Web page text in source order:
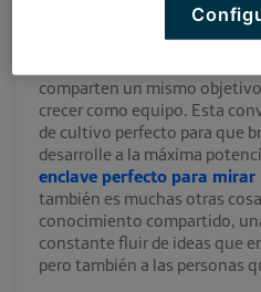
Acelerar un proyecto en un
comparten un mismo
crecer como equipo. Esta
de cultivo perfecto para que
desarrolle a la máxima
enclave perfecto para
también es muchas otras
conocimiento compartido,
constante fluir de ideas que
pero también a las personas